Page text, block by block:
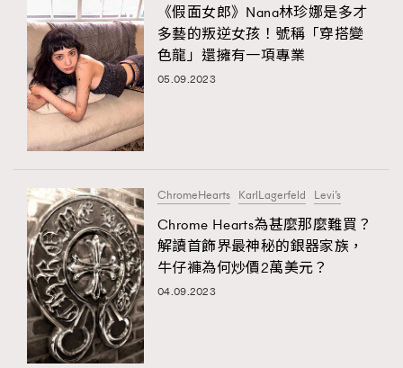
《假面女郎》Nana林珍娜是多才
多藝的叛逆女孩！號稱「穿搭變
色龍」還擁有一項專業
05.09.2023
ChromeHearts KarlLagerfeld Levi’s
Chrome Hearts為甚麼那麼難買？
解讀首飾界最神秘的銀器家族，
牛仔褲為何炒價2萬美元？
04.09.2023